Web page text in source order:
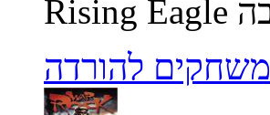
משחקים להורדה